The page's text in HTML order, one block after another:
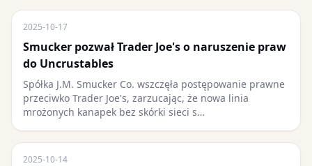
2025-10-17
Smucker pozwał Trader Joe's o naruszenie praw
do Uncrustables
Spółka J.M. Smucker Co. wszczęła postępowanie prawne
przeciwko Trader Joe's, zarzucając, że nowa linia
mrożonych kanapek bez skórki sieci s…
2025-10-14